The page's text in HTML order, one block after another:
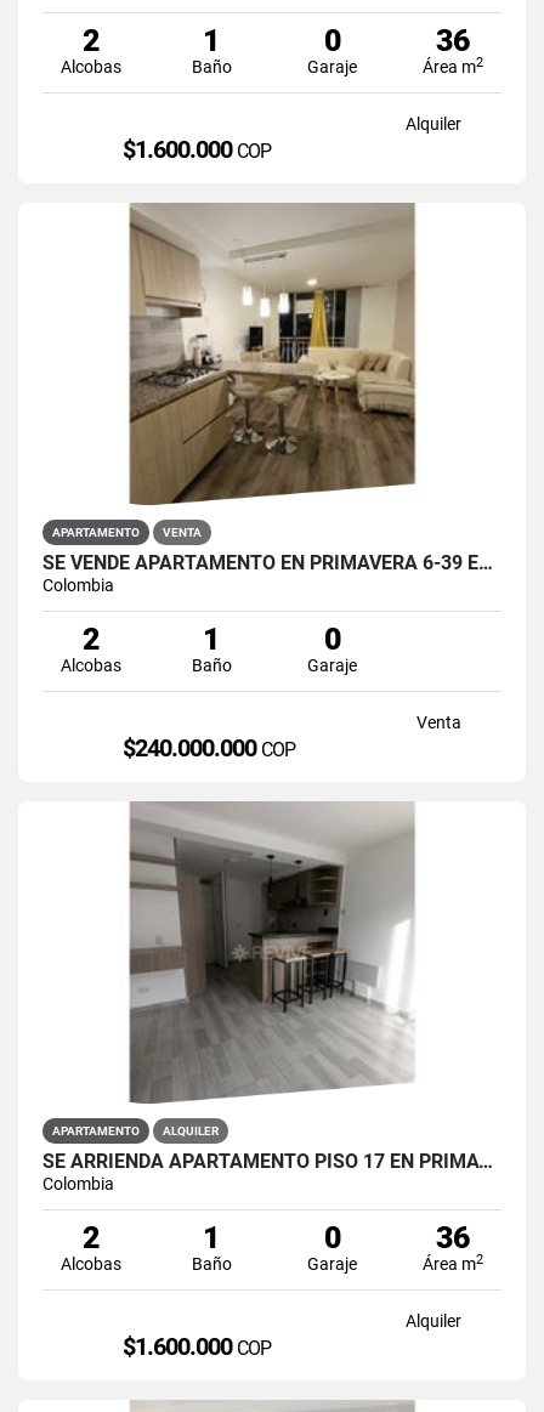
2
Alcobas
1
Baño
0
Garaje
36
Área m2
Alquiler
$1.600.000 COP
APARTAMENTO VENTA
SE VENDE APARTAMENTO EN PRIMAVERA 6-39 ET 2 PUENTE ARANDA
Colombia
2
Alcobas
1
Baño
0
Garaje
Venta
$240.000.000 COP
APARTAMENTO ALQUILER
SE ARRIENDA APARTAMENTO PISO 17 EN PRIMAVERA 6-39 PUENTE ARANDA
Colombia
2
Alcobas
1
Baño
0
Garaje
36
Área m2
Alquiler
$1.600.000 COP